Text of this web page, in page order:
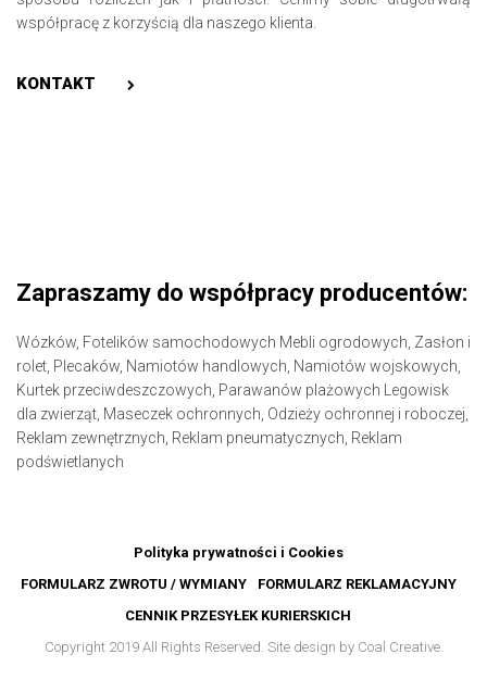
współpracę z korzyścią dla naszego klienta.
KONTAKT
Zapraszamy do współpracy producentów:
Wózków, Fotelików samochodowych Mebli ogrodowych, Zasłon i
rolet, Plecaków, Namiotów handlowych, Namiotów wojskowych,
Kurtek przeciwdeszczowych, Parawanów plażowych
Legowisk
dla zwierząt, Maseczek ochronnych, Odzieży ochronnej i roboczej,
Reklam zewnętrznych, Reklam pneumatycznych, Reklam
podświetlanych
Polityka prywatności i Cookies
FORMULARZ ZWROTU / WYMIANY
FORMULARZ REKLAMACYJNY
CENNIK PRZESYŁEK KURIERSKICH
Copyright 2019 All Rights Reserved. Site design by Coal Creative.